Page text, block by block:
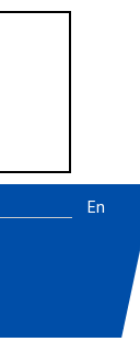
En